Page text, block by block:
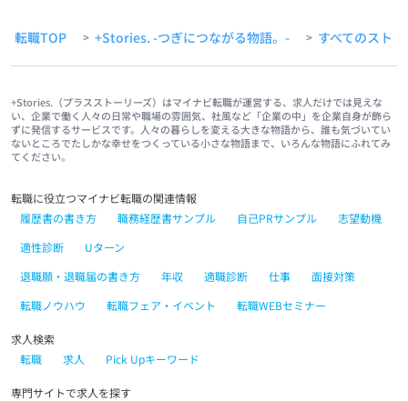
転職TOP > +Stories. -つぎにつながる物語。- > すべてのスト
+Stories.（プラスストーリーズ）はマイナビ転職が運営する、求人だけでは見えな
い、企業で働く人々の日常や職場の雰囲気、社風など「企業の中」を企業自身が飾ら
ずに発信するサービスです。人々の暮らしを変える大きな物語から、誰も気づいてい
ないところでたしかな幸せをつくっている小さな物語まで、いろんな物語にふれてみ
てください。
転職に役立つマイナビ転職の関連情報
履歴書の書き方
職務経歴書サンプル 自己PRサンプル
志望動機
適性診断
Uターン
退職願・退職届の書き方
年収 適職診断 仕事
面接対策
転職ノウハウ
転職フェア・イベント 転職WEBセミナー
求人検索
転職
求人 Pick Upキーワード
専門サイトで求人を探す